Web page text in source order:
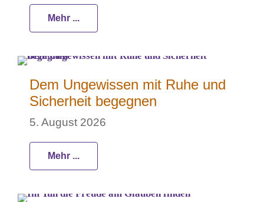
Mehr ...
Dem Ungewissen mit Ruhe und
Sicherheit begegnen
5. August 2026
Mehr ...